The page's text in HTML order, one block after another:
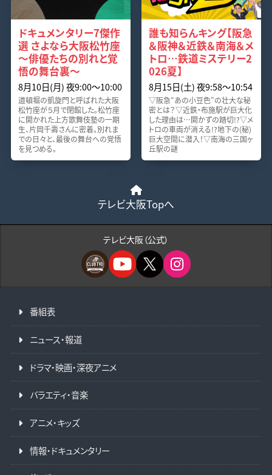
ドキュメンタリー7傑作
選 さよなら大阪松竹座
～俳優たちの別れと覚
悟の舞台裏～
8月10日(月) 夜9:00〜10:00
道頓堀の凱旋門と呼ばれた大阪
松竹座が５月で閉館した。松竹座
に開かれた上方歌舞伎塾の一期
生、片岡千壽さんに密着。別れま
での日々と、最後の舞台への覚悟
を見つめる。
誰も知らんキング【阪急
＆阪神＆近鉄＆南海＆メ
トロ…鉄道ミステリー2
026夏】
8月15日(土) 夜9:58〜10:54
▽阪急“あの小豆色”の壮大な秘
密とは？▽近鉄・布施駅が巨大化
した理由は…開かずの踏切!?▽メ
トロの車両が消える!?地下の(秘)
巨大空間に潜入！▽南海の三国ヶ
丘駅の謎
テレビ大阪Topへ
テレビ大阪（公式）
番組表
ニュース・報道
ドラマ・映画・深夜アニメ
バラエティ・音楽
アニメ・キッズ
情報・ドキュメンタリー